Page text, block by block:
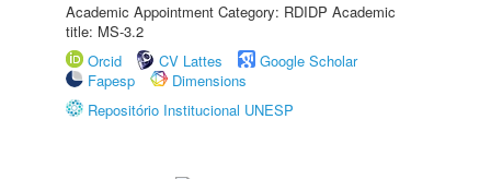
Academic Appointment Category: RDIDP Academic
title: MS-3.2
Orcid
CV Lattes
Google Scholar
Fapesp
Dimensions
Repositório Institucional UNESP